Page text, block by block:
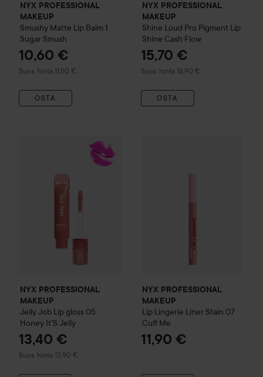
NYX PROFESSIONAL
MAKEUP
Smushy Matte Lip Balm 1
Sugar Smush
10,60 €
Suos. hinta 11,50 €
Suositeltu hinta 11,50 €
OSTA
NYX PROFESSIONAL
MAKEUP
Shine Loud Pro Pigment Lip
Shine Cash Flow
15,70 €
Suos. hinta 16,90 €
Suositeltu hinta 16,90 €
OSTA
NYX PROFESSIONAL
MAKEUP
Jelly Job Lip gloss 05
Honey It'S Jelly
13,40 €
Suos. hinta 13,90 €
Suositeltu hinta 13,90 €
NYX PROFESSIONAL MAKEUP
NYX PROFESSIONAL
MAKEUP
Lip Lingerie Liner Stain 07
Cuff Me
11,90 €